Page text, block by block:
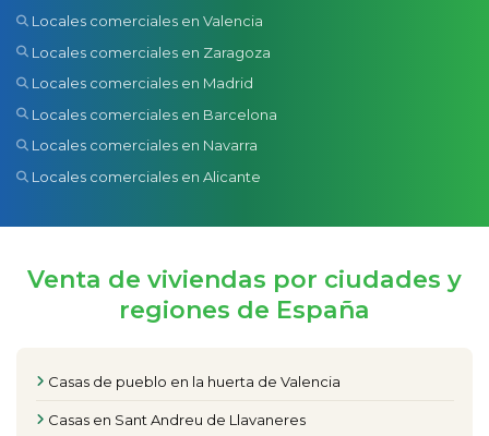
Locales comerciales en Valencia
Locales comerciales en Zaragoza
Locales comerciales en Madrid
Locales comerciales en Barcelona
Locales comerciales en Navarra
Locales comerciales en Alicante
Venta de viviendas por ciudades y
regiones de España
Casas de pueblo en la huerta de Valencia
Casas en Sant Andreu de Llavaneres